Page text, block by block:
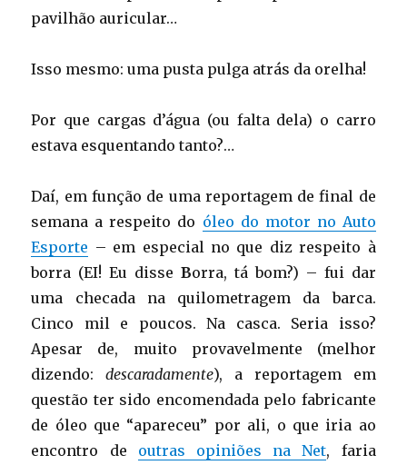
pavilhão auricular…
Isso mesmo: uma pusta pulga atrás da orelha!
Por que cargas d’água (ou falta dela) o carro
estava esquentando tanto?…
Daí, em função de uma reportagem de final de
semana a respeito do óleo do motor no Auto
Esporte – em especial no que diz respeito à
borra (EI! Eu disseBorra, tá bom?) – fui dar
uma checada na quilometragem da barca.
Cinco mil e poucos. Na casca. Seria isso?
Apesar de, muito provavelmente (melhor
dizendo:descaradamente), a reportagem em
questão ter sido encomendada pelo fabricante
de óleo que “apareceu” por ali, o que iria ao
encontro de outras opiniões na Net, faria